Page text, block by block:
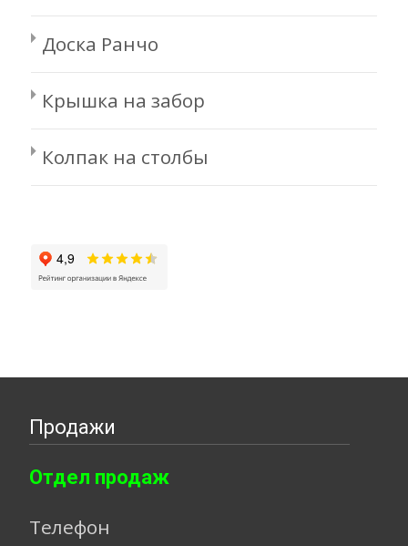
Доска Ранчо
Крышка на забор
Колпак на столбы
Продажи
Отдел продаж
Телефон